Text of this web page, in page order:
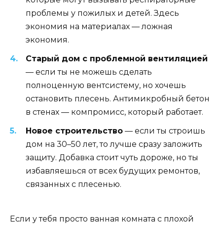
проблемы у пожилых и детей. Здесь
экономия на материалах — ложная
экономия.
Старый дом с проблемной вентиляцией
— если ты не можешь сделать
полноценную вентсистему, но хочешь
остановить плесень. Антимикробный бетон
в стенах — компромисс, который работает.
Новое строительство — если ты строишь
дом на 30–50 лет, то лучше сразу заложить
защиту. Добавка стоит чуть дороже, но ты
избавляешься от всех будущих ремонтов,
связанных с плесенью.
Если у тебя просто ванная комната с плохой